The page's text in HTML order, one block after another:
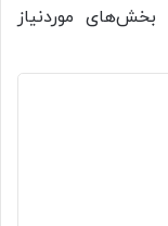
بخش‌های موردنیاز